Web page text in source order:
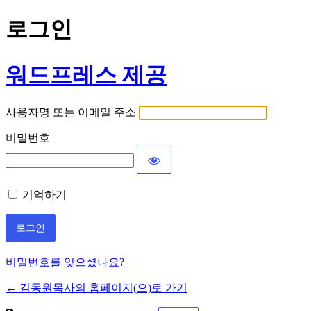
로그인
워드프레스 제공
사용자명 또는 이메일 주소
비밀번호
기억하기
비밀번호를 잊으셨나요?
← 김동원목사의 홈페이지(으)로 가기